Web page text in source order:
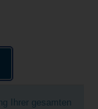
Ihrer gesamten